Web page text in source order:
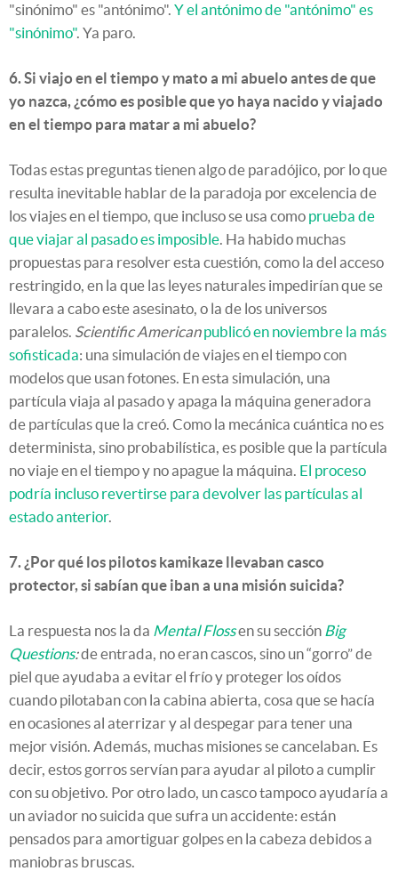
"sinónimo" es "antónimo". Y el antónimo de "antónimo" es
"sinónimo". Ya paro.
6. Si viajo en el tiempo y mato a mi abuelo antes de que
yo nazca, ¿cómo es posible que yo haya nacido y viajado
en el tiempo para matar a mi abuelo?
Todas estas preguntas tienen algo de paradójico, por lo que
resulta inevitable hablar de la paradoja por excelencia de
los viajes en el tiempo, que incluso se usa como prueba de
que viajar al pasado es imposible. Ha habido muchas
propuestas para resolver esta cuestión, como la del acceso
restringido, en la que las leyes naturales impedirían que se
llevara a cabo este asesinato, o la de los universos
paralelos. Scientific American publicó en noviembre la más
sofisticada: una simulación de viajes en el tiempo con
modelos que usan fotones. En esta simulación, una
partícula viaja al pasado y apaga la máquina generadora
de partículas que la creó. Como la mecánica cuántica no es
determinista, sino probabilística, es posible que la partícula
no viaje en el tiempo y no apague la máquina. El proceso
podría incluso revertirse para devolver las partículas al
estado anterior.
7. ¿Por qué los pilotos kamikaze llevaban casco
protector, si sabían que iban a una misión suicida?
La respuesta nos la da Mental Flossen su sección Big
Questions:de entrada, no eran cascos, sino un “gorro” de
piel que ayudaba a evitar el frío y proteger los oídos
cuando pilotaban con la cabina abierta, cosa que se hacía
en ocasiones al aterrizar y al despegar para tener una
mejor visión. Además, muchas misiones se cancelaban. Es
decir, estos gorros servían para ayudar al piloto a cumplir
con su objetivo. Por otro lado, un casco tampoco ayudaría a
un aviador no suicida que sufra un accidente: están
pensados para amortiguar golpes en la cabeza debidos a
maniobras bruscas.